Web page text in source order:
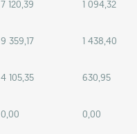
7 120,39 1 094,32
9 359,17 1 438,40
4 105,35 630,95
0,00 0,00